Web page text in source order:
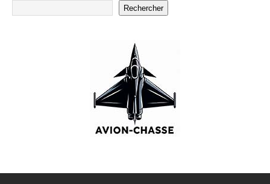
Rechercher